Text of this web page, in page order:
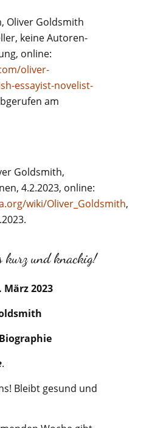
Oliver Goldsmith
keine Autoren-
online:
oliver-
essayist-novelist-
am
Goldsmith,
4.2.2023, online:
wiki/Oliver_Goldsmith,
kurz und knackig!
März 2023
Biographie
.
Bleibt gesund und